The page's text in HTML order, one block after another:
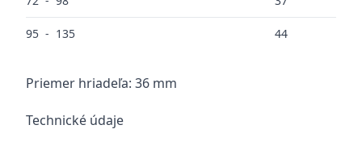
95 - 135 44
Priemer hriadeľa: 36 mm
Technické údaje